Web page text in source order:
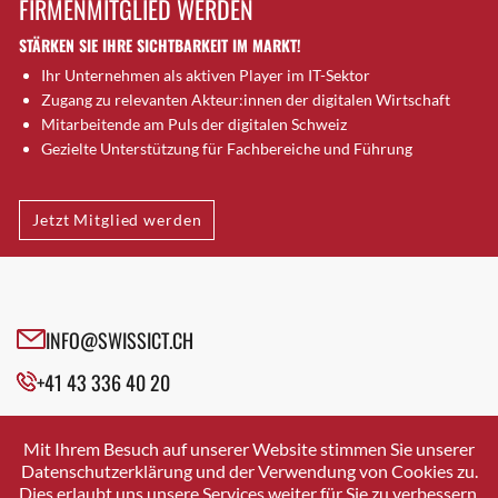
Brütten
Bubendorf
Bubikon
Buchs (SG)
Burgdorf
Bülach
Cazis
Cham
Davos Platz
Davos Platz 1
Dietikon
Dietlikon
FIRMENMITGLIED WERDEN
STÄRKEN SIE IHRE SICHTBARKEIT IM MARKT!
Ihr Unternehmen als aktiven Player im IT-Sektor
Zugang zu relevanten Akteur:innen der digitalen Wirtschaft
Mitarbeitende am Puls der digitalen Schweiz
Gezielte Unterstützung für Fachbereiche und Führung
Jetzt Mitglied werden
INFO@SWISSICT.CH
+41 43 336 40 20
SWISSICT
VULKANSTRASSE 120
8048 ZURICH
Mit Ihrem Besuch auf unserer Website stimmen Sie unserer
Datenschutzerklärung und der Verwendung von Cookies zu.
Dies erlaubt uns unsere Services weiter für Sie zu verbessern.